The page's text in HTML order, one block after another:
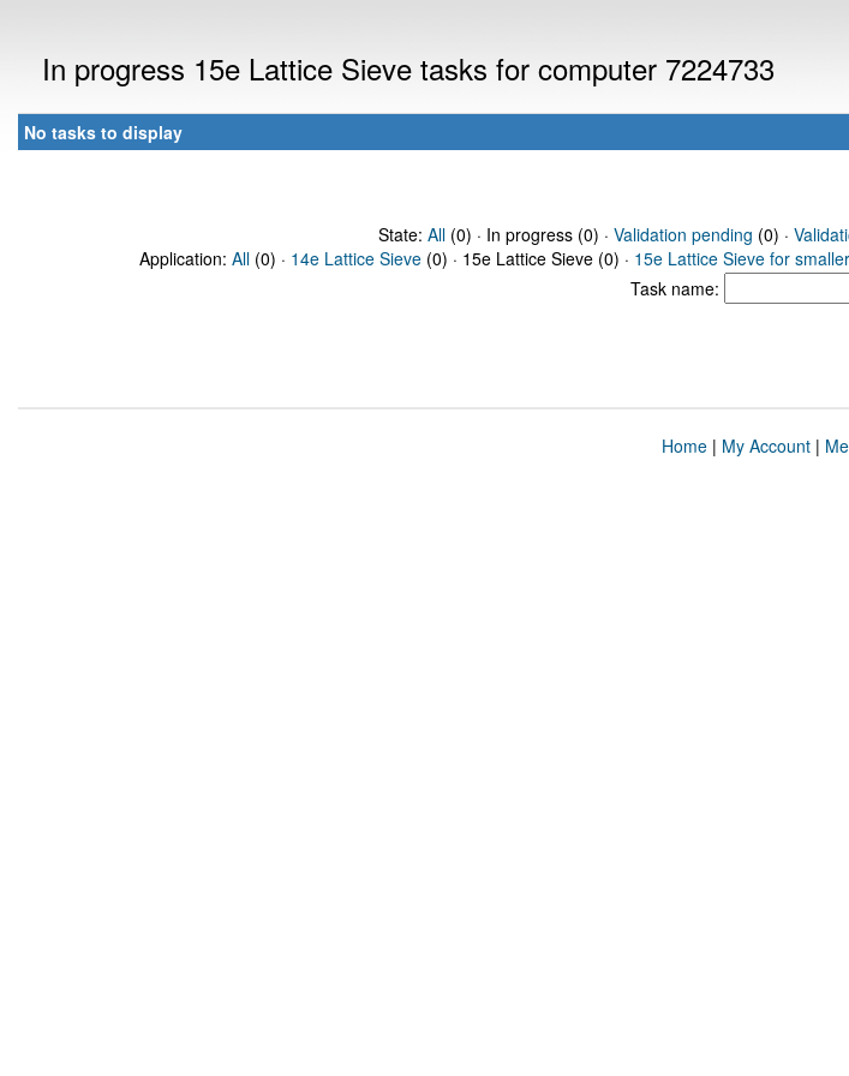
In progress 15e Lattice Sieve tasks for computer 7224733
No tasks to display
State: All(0) · In progress (0) · Validation pending (0) ·
Application: All (0) · 14e Lattice Sieve (0) · 15e Lattice Sieve (0) · 15e Lattice Sieve for
Task name:
Home| My Account|